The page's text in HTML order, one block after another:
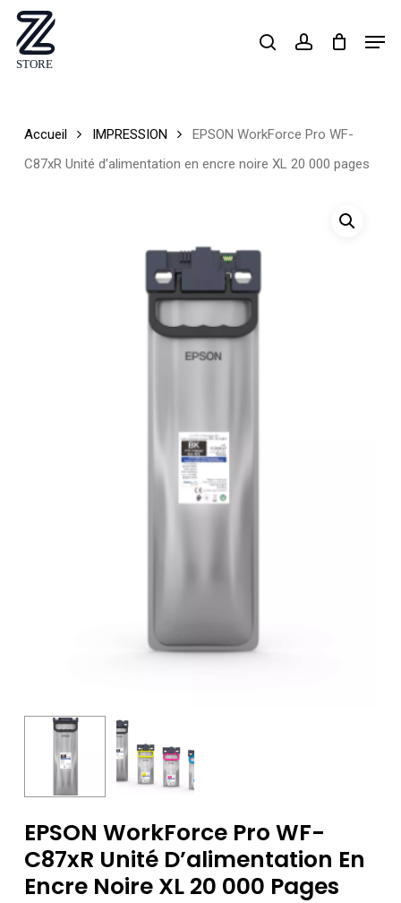
Skip
main
searchaccount
Accueil IMPRESSION
EPSON WorkForce Pro WF-
C87xR Unité d’alimentation en encre noire XL 20 000 pages
EPSON WorkForce Pro WF-
C87xR Unité D’alimentation En
Encre Noire XL 20 000 Pages